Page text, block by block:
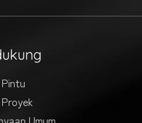
Umum